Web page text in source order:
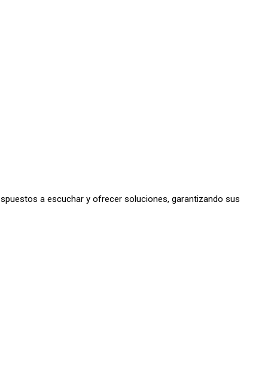
a escuchar y ofrecer soluciones, garantizando sus